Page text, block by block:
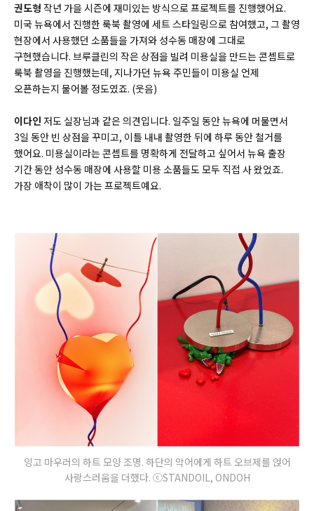
권도형 작년 가을 시즌에 재미있는 방식으로 프로젝트를 진행했어요.
미국 뉴욕에서 진행한 룩북 촬영에 세트 스타일링으로 참여했고, 그 촬영
현장에서 사용했던 소품들을 가져와 성수동 매장에 그대로
구현했습니다. 브루클린의 작은 상점을 빌려 미용실을 만드는 콘셉트로
룩북 촬영을 진행했는데, 지나가던 뉴욕 주민들이 미용실 언제
오픈하는지 물어볼 정도였죠. (웃음)
이다인 저도 실장님과 같은 의견입니다. 일주일 동안 뉴욕에 머물면서
3일 동안 빈 상점을 꾸미고, 이틀 내내 촬영한 뒤에 하루 동안 철거를
했어요. 미용실이라는 콘셉트를 명확하게 전달하고 싶어서 뉴욕 출장
기간 동안 성수동 매장에 사용할 미용 소품들도 모두 직접 사 왔었죠.
가장 애착이 많이 가는 프로젝트예요.
잉고 마우러의 하트 모양 조명. 하단의 악어에게 하트 오브제를 얹어
사랑스러움을 더했다. ⓒSTANDOIL, ONDOH